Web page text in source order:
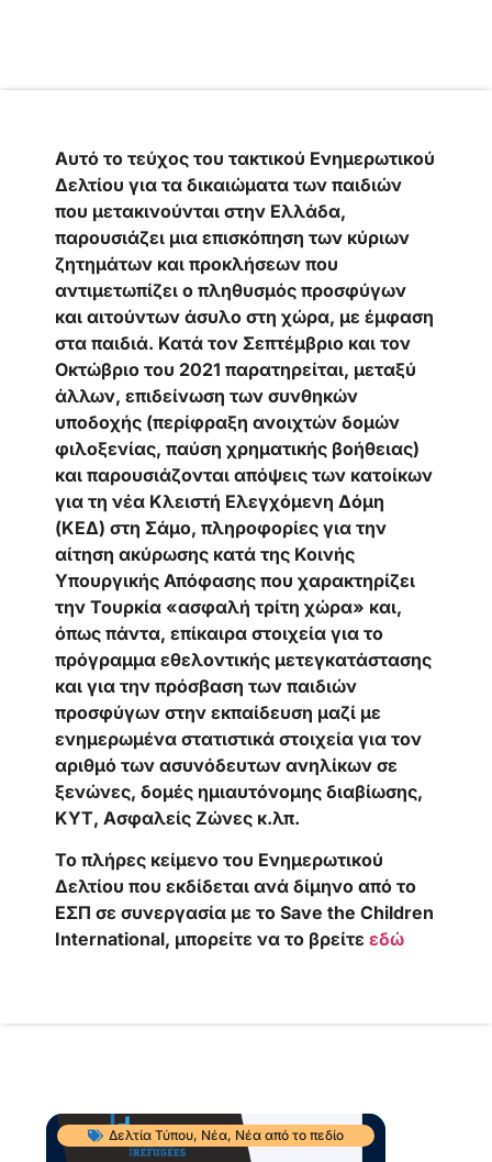
Αυτό το τεύχος του τακτικού Ενημερωτικού
Δελτίου για τα δικαιώματα των παιδιών
που μετακινούνται στην Ελλάδα,
παρουσιάζει μια επισκόπηση των κύριων
ζητημάτων και προκλήσεων που
αντιμετωπίζει ο πληθυσμός προσφύγων
και αιτούντων άσυλο στη χώρα, με έμφαση
στα παιδιά. Κατά τον Σεπτέμβριο και τον
Οκτώβριο του 2021 παρατηρείται, μεταξύ
άλλων, επιδείνωση των συνθηκών
υποδοχής (περίφραξη ανοιχτών δομών
φιλοξενίας, παύση χρηματικής βοήθειας)
και παρουσιάζονται απόψεις των κατοίκων
για τη νέα Κλειστή Ελεγχόμενη Δόμη
(ΚΕΔ) στη Σάμο, πληροφορίες για την
αίτηση ακύρωσης κατά της Κοινής
Υπουργικής Απόφασης που χαρακτηρίζει
την Τουρκία «ασφαλή τρίτη χώρα» και,
όπως πάντα, επίκαιρα στοιχεία για το
πρόγραμμα εθελοντικής μετεγκατάστασης
και για την πρόσβαση των παιδιών
προσφύγων στην εκπαίδευση μαζί με
ενημερωμένα στατιστικά στοιχεία για τον
αριθμό των ασυνόδευτων ανηλίκων σε
ξενώνες, δομές ημιαυτόνομης διαβίωσης,
ΚΥΤ, Ασφαλείς Ζώνες κ.λπ.
Το πλήρες κείμενο του Ενημερωτικού
Δελτίου που εκδίδεται ανά δίμηνο από το
ΕΣΠ σε συνεργασία με το Save the Children
International, μπορείτε να το βρείτε εδώ
Δελτία Τύπου, Νέα, Νέα από το πεδίο